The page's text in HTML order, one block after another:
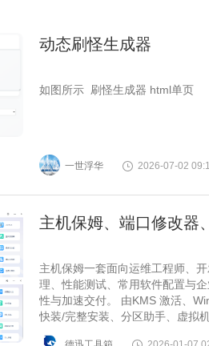
动态刷怪生成器
如图所示 刷怪生成器 html单页
一世浮华 2026-07-02
主机保姆、端口修改器
主机保姆一套面向运维工程师、
理、性能测试、常用软件配置与
性与加速交付。 由KMS 激活、
快装/完整安装、分区助手、虚拟
板、重启计算机、修改密码、程